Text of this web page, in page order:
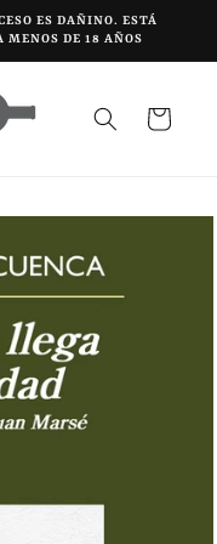
ES DAÑINO. ESTÁ
MENOS DE 18 AÑOS
Carrito